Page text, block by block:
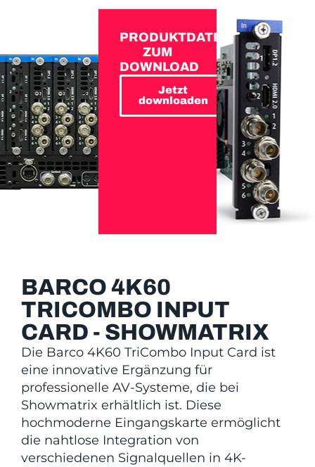
PRODUKTDATEN
ZUM
DOWNLOAD
Jetzt
downloaden
BARCO 4K60
TRICOMBO INPUT
CARD - SHOWMATRIX
Die Barco 4K60 TriCombo Input Card ist
eine innovative Ergänzung für
professionelle AV-Systeme, die bei
Showmatrix erhältlich ist. Diese
hochmoderne Eingangskarte ermöglicht
die nahtlose Integration von
verschiedenen Signalquellen in 4K-